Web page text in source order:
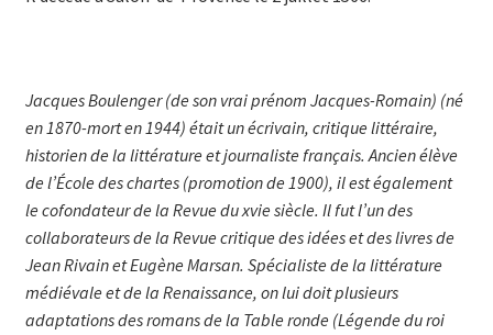
Jacques Boulenger (de son vrai prénom Jacques-Romain) (né
en 1870-mort en 1944) était un écrivain, critique littéraire,
historien de la littérature et journaliste français. Ancien élève
de l’École des chartes (promotion de 1900), il est éga­lement
le cofondateur de la Revue du xvie siècle. Il fut l’un des
collaborateurs de la Revue critique des idées et des livres de
Jean Rivain et Eugène Marsan. Spécialiste de la littérature
médiévale et de la Renaissance, on lui doit plusieurs
adaptations des romans de la Table ronde (Légende du roi